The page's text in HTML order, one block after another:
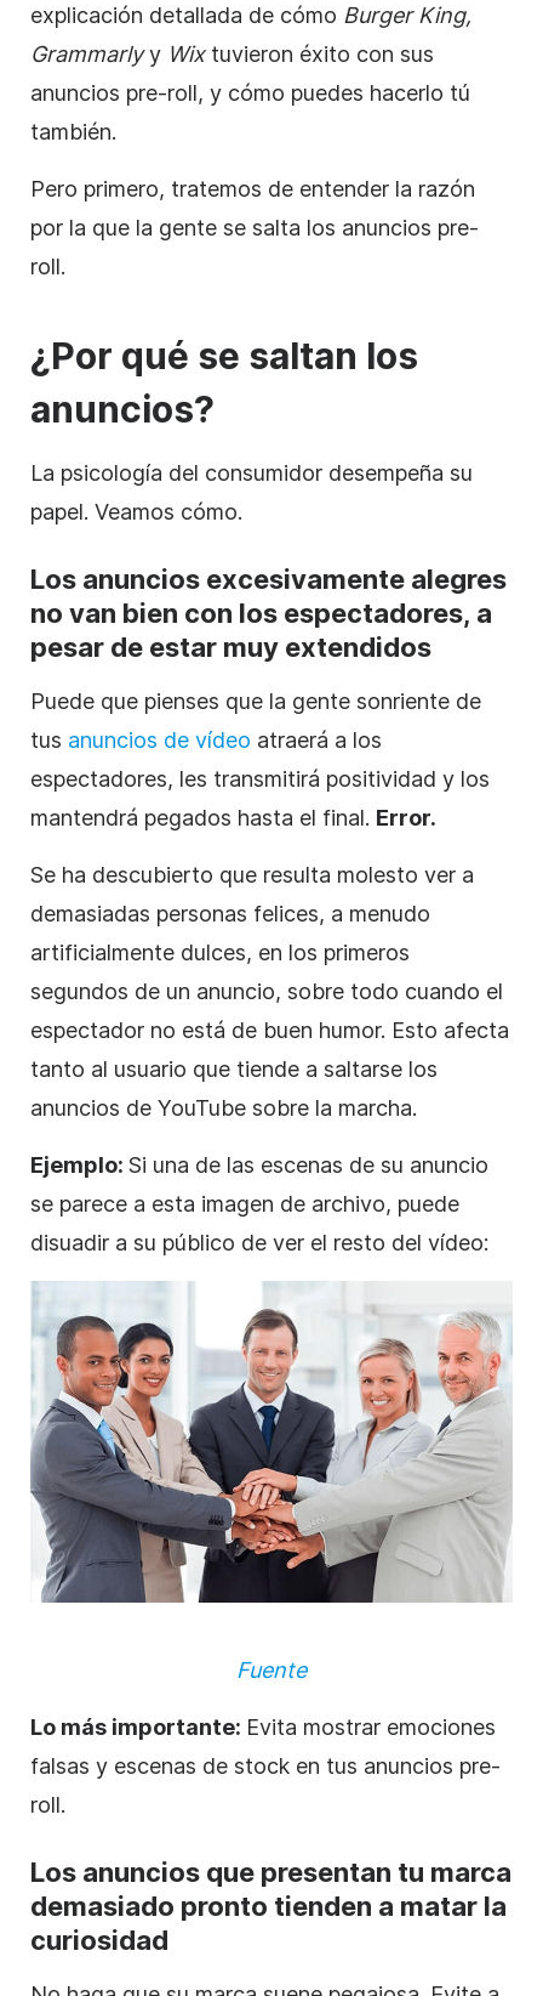
explicación detallada de cómo Burger King,
Grammarlyy Wixtuvieron éxito con sus
anuncios pre-roll, y cómo puedes hacerlo tú
también.
Pero primero, tratemos de entender la razón
por la que la gente se salta los anuncios pre-
roll.
¿Por qué se saltan los
anuncios?
La psicología del consumidor desempeña su
papel. Veamos cómo.
Los anuncios excesivamente alegres
no van bien con los espectadores, a
pesar de estar muy extendidos
Puede que pienses que la gente sonriente de
tus anuncios de vídeo atraerá a los
espectadores, les transmitirá positividad y los
mantendrá pegados hasta el final. Error.
Se ha descubierto que resulta molesto ver a
demasiadas personas felices, a menudo
artificialmente dulces, en los primeros
segundos de un anuncio, sobre todo cuando el
espectador no está de buen humor. Esto afecta
tanto al usuario que tiende a saltarse los
anuncios de YouTube sobre la marcha.
Ejemplo: Si una de las escenas de su anuncio
se parece a esta imagen de archivo, puede
disuadir a su público de ver el resto del vídeo:
Fuente
Lo más importante: Evita mostrar emociones
falsas y escenas de stock en tus anuncios pre-
roll.
Los anuncios que presentan tu marca
demasiado pronto tienden a matar la
curiosidad